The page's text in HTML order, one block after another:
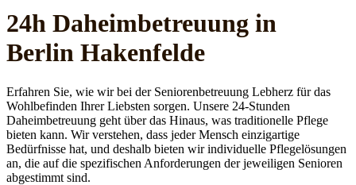
24h Daheim­betreuung in
Berlin Hakenfelde
Erfahren Sie, wie wir bei der Seniorenbetreuung Lebherz für das
Wohlbefinden Ihrer Liebsten sorgen. Unsere 24-Stunden
Daheimbetreuung geht über das Hinaus, was traditionelle Pflege
bieten kann. Wir verstehen, dass jeder Mensch einzigartige
Bedürfnisse hat, und deshalb bieten wir individuelle Pflegelösungen
an, die auf die spezifischen Anforderungen der jeweiligen Senioren
abgestimmt sind.